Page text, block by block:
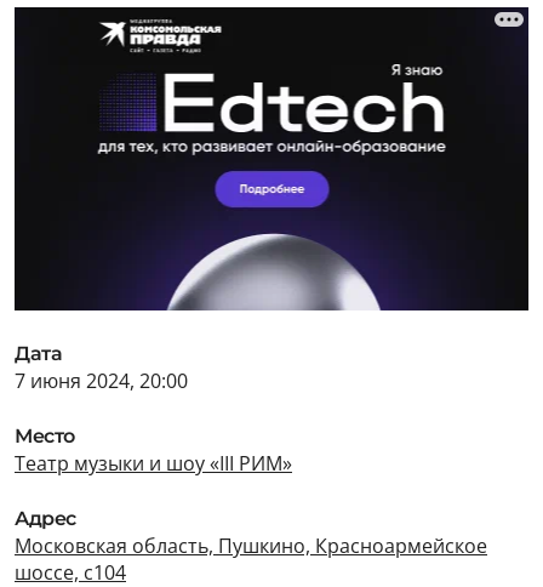
Дата
7 июня 2024, 20:00
Место
Театр музыки и шоу «III РИМ»
Адрес
Московская область, Пушкино, Красноармейское
шоссе, с104